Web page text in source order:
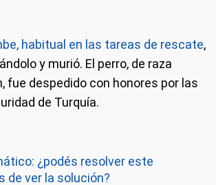
habitual en las tareas de rescate,
y murió. El perro, de raza
fue despedido con honores por las
de Turquía.
¿podés resolver este
de ver la solución?